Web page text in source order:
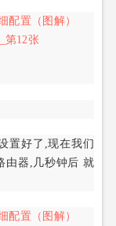
置好了,现在我们
由器,几秒钟后 就